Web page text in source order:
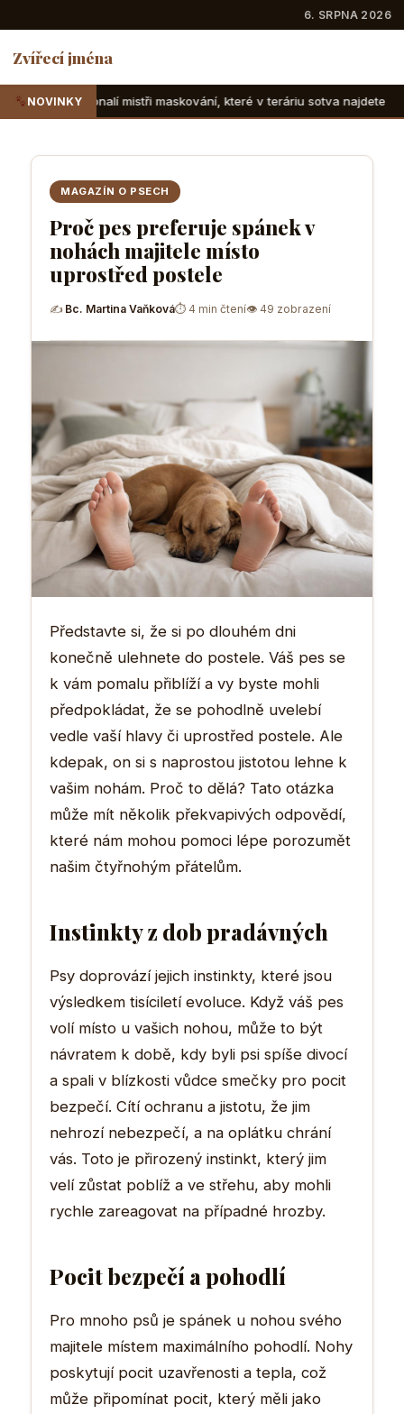
6. SRPNA 2026
Zvířecí jména
NOVINKY
maskování, které v teráriu sotva najdete
MAGAZÍN O PSECH
Proč pes preferuje spánek v
nohách majitele místo
uprostřed postele
✍ Bc. Martina Vaňková⏱ 4 min čtení👁 49 zobrazení
Představte si, že si po dlouhém dni
konečně ulehnete do postele. Váš pes se
k vám pomalu přiblíží a vy byste mohli
předpokládat, že se pohodlně uvelebí
vedle vaší hlavy či uprostřed postele. Ale
kdepak, on si s naprostou jistotou lehne k
vašim nohám. Proč to dělá? Tato otázka
může mít několik překvapivých odpovědí,
které nám mohou pomoci lépe porozumět
našim čtyřnohým přátelům.
Instinkty z dob pradávných
Psy doprovází jejich instinkty, které jsou
výsledkem tisíciletí evoluce. Když váš pes
volí místo u vašich nohou, může to být
návratem k době, kdy byli psi spíše divocí
a spali v blízkosti vůdce smečky pro pocit
bezpečí. Cítí ochranu a jistotu, že jim
nehrozí nebezpečí, a na oplátku chrání
vás. Toto je přirozený instinkt, který jim
velí zůstat poblíž a ve střehu, aby mohli
rychle zareagovat na případné hrozby.
Pocit bezpečí a pohodlí
Pro mnoho psů je spánek u nohou svého
majitele místem maximálního pohodlí. Nohy
poskytují pocit uzavřenosti a tepla, což
může připomínat pocit, který měli jako